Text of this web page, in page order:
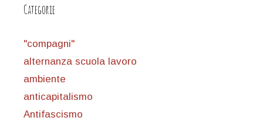
Categorie
"compagni"
alternanza scuola lavoro
ambiente
anticapitalismo
Antifascismo